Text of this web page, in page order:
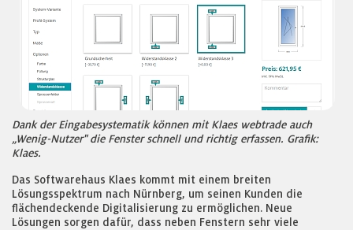
Dank der Eingabesystematik können mit Klaes webtrade auch
„Wenig-Nutzer" die Fenster schnell und richtig erfassen. Grafik:
Klaes.
Das Softwarehaus Klaes kommt mit einem breiten
Lösungsspektrum nach Nürnberg, um seinen Kunden die
flächendeckende Digitalisierung zu ermöglichen. Neue
Lösungen sorgen dafür, dass neben Fenstern sehr viele